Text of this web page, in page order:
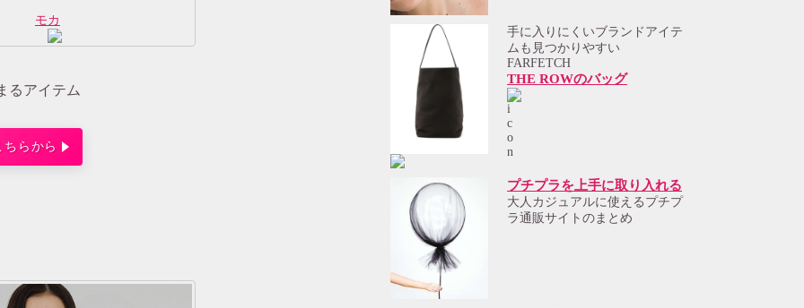
モカ
るアイテム
らから
手に入りにくいブランドアイテ
ムも見つかりやすい
FARFETCH
THE ROWのバッグ
プチプラを上手に取り入れる
大人カジュアルに使えるプチプ
ラ通販サイトのまとめ